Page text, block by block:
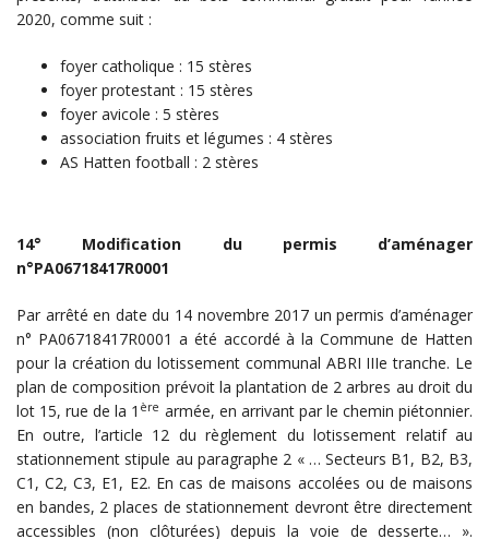
2020, comme suit :
foyer catholique : 15 stères
foyer protestant : 15 stères
foyer avicole : 5 stères
association fruits et légumes : 4 stères
AS Hatten football : 2 stères
14° Modification du permis d’aménager
n°PA06718417R0001
Par arrêté en date du 14 novembre 2017 un permis d’aménager
n° PA06718417R0001 a été accordé à la Commune de Hatten
pour la création du lotissement communal ABRI IIIe tranche. Le
plan de composition prévoit la plantation de 2 arbres au droit du
lot 15, rue de la 1 ère armée, en arrivant par le chemin piétonnier.
En outre, l’article 12 du règlement du lotissement relatif au
stationnement stipule au paragraphe 2 « … Secteurs B1, B2, B3,
C1, C2, C3, E1, E2. En cas de maisons accolées ou de maisons
en bandes, 2 places de stationnement devront être directement
accessibles (non clôturées) depuis la voie de desserte… ».